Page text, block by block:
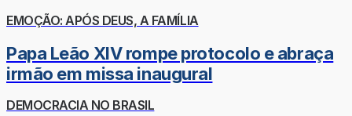
EMOÇÃO: APÓS DEUS, A FAMÍLIA
Papa Leão XIV rompe protocolo e abraça
irmão em missa inaugural
DEMOCRACIA NO BRASIL